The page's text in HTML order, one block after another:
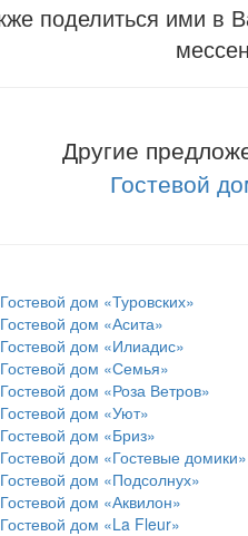
поделиться ими в
Другие
Гостевой
Гостевой дом «Туровских»
Гостевой дом «Асита»
Гостевой дом «Илиадис»
Гостевой дом «Семья»
Гостевой дом «Роза Ветров»
Гостевой дом «Уют»
Гостевой дом «Бриз»
Гостевой дом «Гостевые домики»
Гостевой дом «Подсолнух»
Гостевой дом «Аквилон»
Гостевой дом «La Fleur»